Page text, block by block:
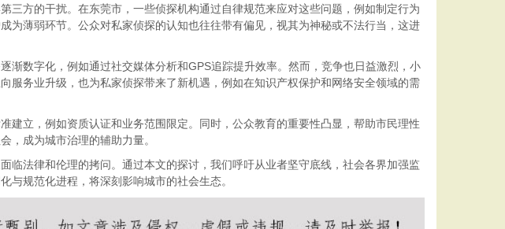
方的干扰。在东莞市，一些侦探机构通过自律规范来应对这些问题，例如制定行为
薄弱环节。公众对私家侦探的认知也往往带有偏见，视其为神秘或不法行当，这进
渐数字化，例如通过社交媒体分析和GPS追踪提升效率。然而，竞争也日益激烈，小
务业升级，也为私家侦探带来了新机遇，例如在知识产权保护和网络安全领域的需
建立，例如资质认证和业务范围限定。同时，公众教育的重要性凸显，帮助市民理性
，成为城市治理的辅助力量。
法律和伦理的拷问。通过本文的探讨，我们呼吁从业者坚守底线，社会各界加强监
与规范化进程，将深刻影响城市的社会生态。